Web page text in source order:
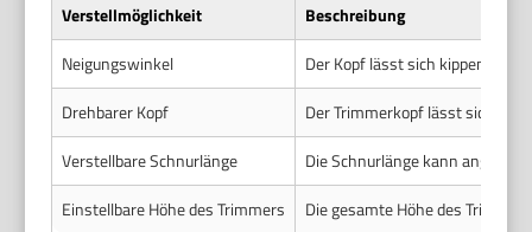
Verstellmöglichkeit
Beschreibung
Neigungswinkel
Der Kopf lässt sich kippen, um
Drehbarer Kopf
Der Trimmerkopf lässt sich um
Verstellbare Schnurlänge
Die Schnurlänge kann
Einstellbare Höhe des Trimmers
Die gesamte Höhe des